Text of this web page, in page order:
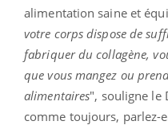
alimentation saine et
votre corps dispose de
fabriquer du collagène,
que vous mangez ou
alimentaires", souligne le
comme toujours, parlez-